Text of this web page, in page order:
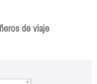
de viaje